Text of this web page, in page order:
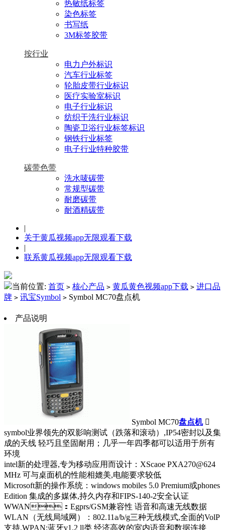
热敏纸标签
染色标签
书写纸
3M标签胶带
按行业
电力户外标识
汽车行业标签
轮胎皮带行业标识
医疗实验室标识
电子行业标识
纺织干洗行业标识
陶瓷卫浴行业标签标识
钢铁行业标签
电子行业特种胶带
碳带色带
洗水唛碳带
常规型碳带
耐磨碳带
耐酒精碳带
|
关于黄瓜视频app无限观看下载
|
联系黄瓜视频app无限观看下载
当前位置: 首页 > 核心产品 > 黄瓜黄色视频app下载 > 进口品
牌 > 讯宝Symbol > Symbol MC70盘点机
产品说明
Symbol MC70盘点机
symbol业界领先的双影响测试（跌落和滚动）,IP54密封以及集
成的天线 轻巧且坚固耐用；几乎一年四季都可以适用于所有
环境
intel新的处理器,专为移动应用而设计：XScaoe PXA270@624
MHz 可与桌面机的性能相媲美,电能要求较低
Microsoft新的操作系统：windows mobiles 5.0 Premium或phones
Edition 集成的多媒体,持久内存和FIPS-140-2安全认证
WWAN：Egprs/GSM兼容性 语音和高速无线数据
WLAN（无线局域网）：802.11a/b/g三种无线模式,全面的VolP
支持,WPAN:蓝牙v1.2 ll类 经济高效的室内语音和数据连接